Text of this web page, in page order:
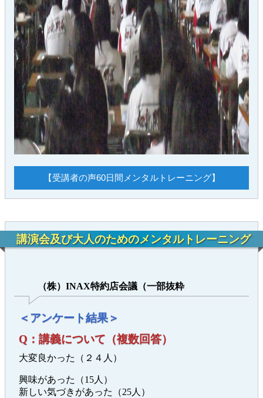
【受講者の声60日間メンタルトレーニング】
講演会及び大人のためのメンタルトレーニング
（株）INAX特約店会議（一部抜粋
＜アンケート結果＞
Q：講義について（複数回答）
大変良かった（２４人）
興味があった（15人）
新しい気づきがあった（25人）